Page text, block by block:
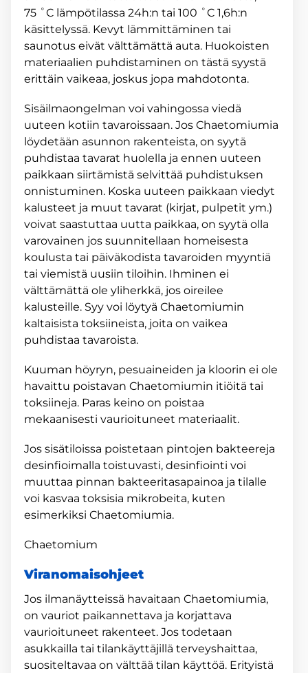
75 ˚C lämpötilassa 24h:n tai 100 ˚C 1,6h:n
käsittelyssä. Kevyt lämmittäminen tai
saunotus eivät välttämättä auta. Huokoisten
materiaalien puhdistaminen on tästä syystä
erittäin vaikeaa, joskus jopa mahdotonta.
Sisäilmaongelman voi vahingossa viedä
uuteen kotiin tavaroissaan. Jos Chaetomiumia
löydetään asunnon rakenteista, on syytä
puhdistaa tavarat huolella ja ennen uuteen
paikkaan siirtämistä selvittää puhdistuksen
onnistuminen. Koska uuteen paikkaan viedyt
kalusteet ja muut tavarat (kirjat, pulpetit ym.)
voivat saastuttaa uutta paikkaa, on syytä olla
varovainen jos suunnitellaan homeisesta
koulusta tai päiväkodista tavaroiden myyntiä
tai viemistä uusiin tiloihin. Ihminen ei
välttämättä ole yliherkkä, jos oireilee
kalusteille. Syy voi löytyä Chaetomiumin
kaltaisista toksiineista, joita on vaikea
puhdistaa tavaroista.
Kuuman höyryn, pesuaineiden ja kloorin ei ole
havaittu poistavan Chaetomiumin itiöitä tai
toksiineja. Paras keino on poistaa
mekaanisesti vaurioituneet materiaalit.
Jos sisätiloissa poistetaan pintojen bakteereja
desinfioimalla toistuvasti, desinfiointi voi
muuttaa pinnan bakteeritasapainoa ja tilalle
voi kasvaa toksisia mikrobeita, kuten
esimerkiksi Chaetomiumia.
Chaetomium
Viranomaisohjeet
Jos ilmanäytteissä havaitaan Chaetomiumia,
on vauriot paikannettava ja korjattava
vaurioituneet rakenteet. Jos todetaan
asukkailla tai tilankäyttäjillä terveyshaittaa,
suositeltavaa on välttää tilan käyttöä. Erityistä